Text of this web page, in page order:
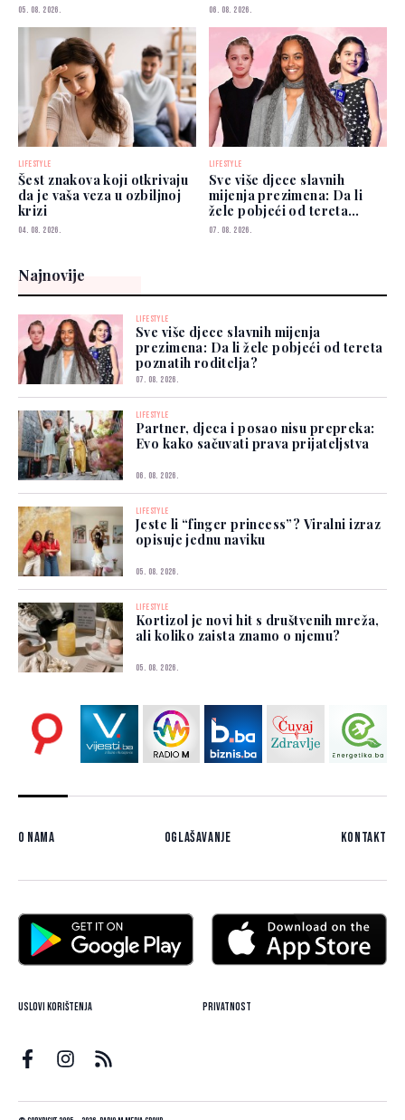
05. 08. 2026. 06. 08. 2026.
LIFESTYLE
Šest znakova koji otkrivaju
da je vaša veza u ozbiljnoj
krizi
04. 08. 2026.
LIFESTYLE
Sve više djece slavnih
mijenja prezimena: Da li
žele pobjeći od tereta
poznatih roditelja?
07. 08. 2026.
Najnovije
LIFESTYLE
Sve više djece slavnih mijenja
prezimena: Da li žele pobjeći od tereta
poznatih roditelja?
07. 08. 2026.
LIFESTYLE
Partner, djeca i posao nisu prepreka:
Evo kako sačuvati prava prijateljstva
06. 08. 2026.
LIFESTYLE
Jeste li “finger princess”? Viralni izraz
opisuje jednu naviku
05. 08. 2026.
LIFESTYLE
Kortizol je novi hit s društvenih mreža,
ali koliko zaista znamo o njemu?
05. 08. 2026.
O nama Oglašavanje Kontakt
Uslovi korištenja Privatnost